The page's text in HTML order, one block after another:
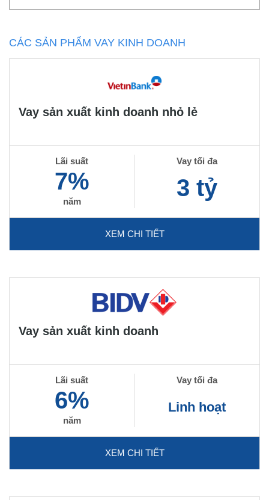
CÁC SẢN PHẨM VAY KINH DOANH
Vay sản xuất kinh doanh nhỏ lẻ
Lãi suất
7%
năm
Vay tối đa
3 tỷ
XEM CHI TIẾT
Vay sản xuất kinh doanh
Lãi suất
6%
năm
Vay tối đa
Linh hoạt
XEM CHI TIẾT